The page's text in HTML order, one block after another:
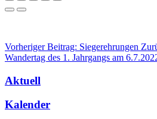
Vorheriger Beitrag: Siegerehrungen
Wandertag des 1. Jahrgangs am
Aktuell
Kalender